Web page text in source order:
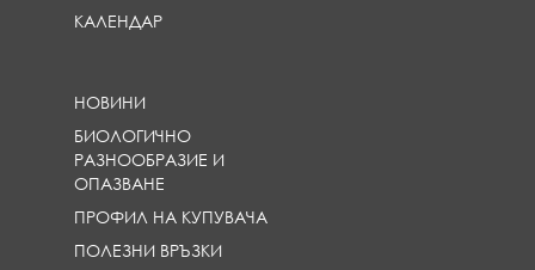
КАЛЕНДАР
НОВИНИ
БИОЛОГИЧНО
РАЗНООБРАЗИЕ И
ОПАЗВАНЕ
ПРОФИЛ НА КУПУВАЧА
ПОЛЕЗНИ ВРЪЗКИ